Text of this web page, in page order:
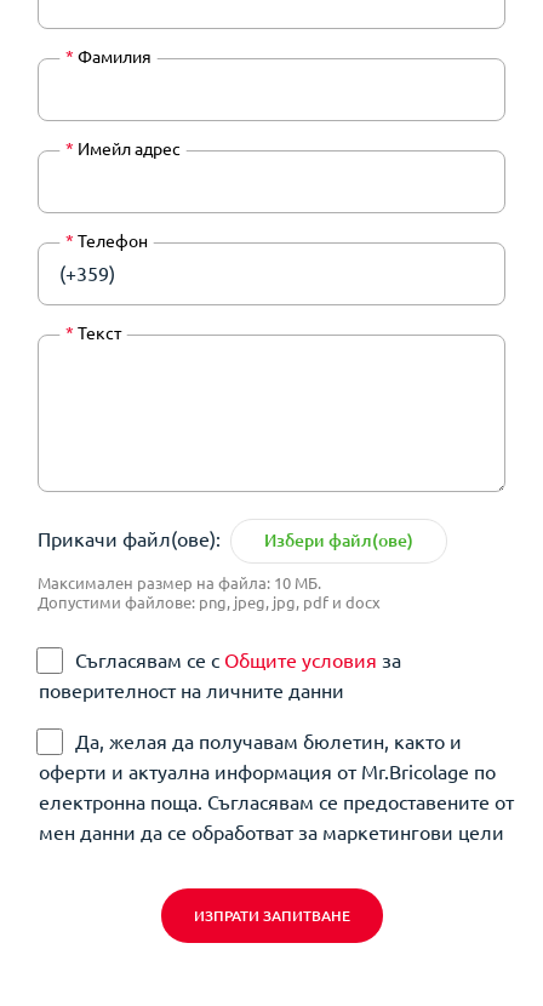
* Фамилия
* Имейл адрес
* Телефон
(+359)
* Текст
Прикачи файл(ове): Избери файл(ове)
Максимален размер на файла: 10 МБ.
Допустими файлове: png, jpeg, jpg, pdf и docx
Съгласявам се с Общите условия за
поверителност на личните данни
Да, желая да получавам бюлетин, както и
оферти и актуална информация от Mr.Bricolage по
електронна поща. Съгласявам се предоставените от
мен данни да се обработват за маркетингови цели
ИЗПРАТИ ЗАПИТВАНЕ